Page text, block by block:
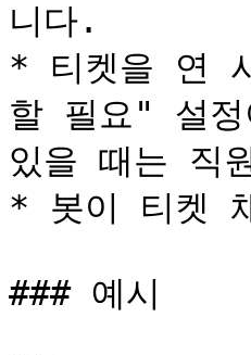
니다.
* 티켓을 연
할 필요" 설
있을 때는 직
* 봇이 티켓
### 예시